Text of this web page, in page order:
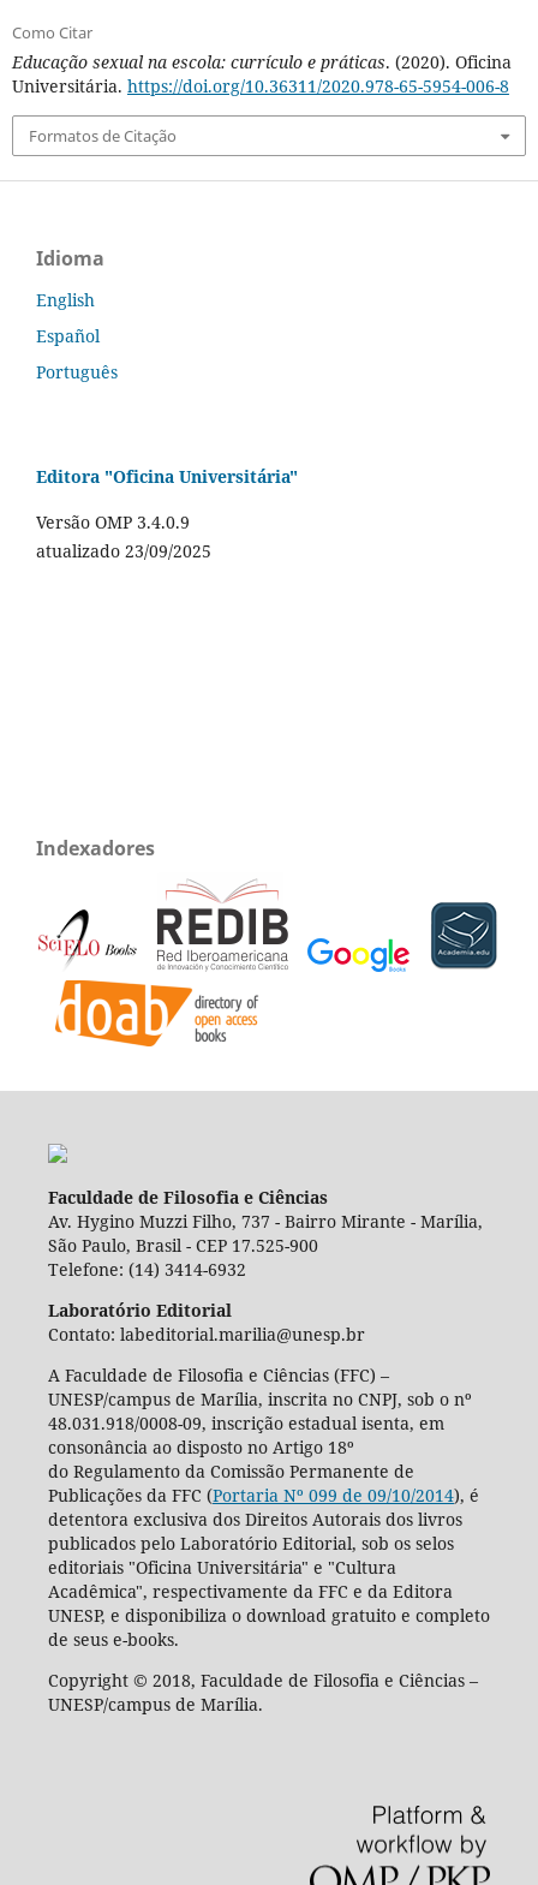
Como Citar
Educação sexual na escola: currículo e práticas. (2020). Oficina
Universitária. https://doi.org/10.36311/2020.978-65-5954-006-8
Formatos de Citação
Idioma
English
Español
Português
Editora "Oficina Universitária"
Versão OMP 3.4.0.9
atualizado 23/09/2025
Indexadores
Faculdade de Filosofia e Ciências
Av. Hygino Muzzi Filho, 737 - Bairro Mirante - Marília,
São Paulo, Brasil - CEP 17.525-900
Telefone: (14) 3414-6932
Laboratório Editorial
Contato: labeditorial.marilia@unesp.br
A Faculdade de Filosofia e Ciências (FFC) –
UNESP/campus de Marília, inscrita no CNPJ, sob o nº
48.031.918/0008-09, inscrição estadual isenta, em
consonância ao disposto no Artigo 18º
do Regulamento da Comissão Permanente de
Publicações da FFC (Portaria Nº 099 de 09/10/2014), é
detentora exclusiva dos Direitos Autorais dos livros
publicados pelo Laboratório Editorial, sob os selos
editoriais "Oficina Universitária" e "Cultura
Acadêmica", respectivamente da FFC e da Editora
UNESP, e disponibiliza o download gratuito e completo
de seus e-books.
Copyright © 2018, Faculdade de Filosofia e Ciências –
UNESP/campus de Marília.